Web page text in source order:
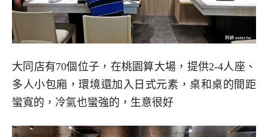
大同店有70個位子，在桃園算大場，提供2-4人座、
多人小包廂，環境還加入日式元素，桌和桌的間距
蠻寬的，冷氣也蠻強的，生意很好